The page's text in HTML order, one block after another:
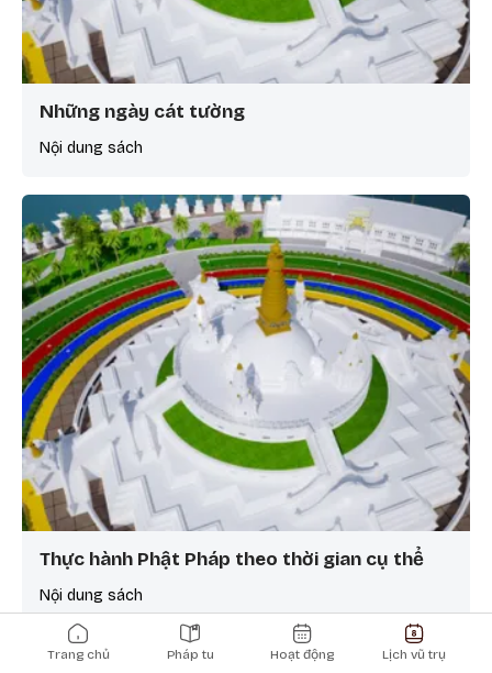
Những ngày cát tường
Nội dung sách
Thực hành Phật Pháp theo thời gian cụ thể
Nội dung sách
Main navigation
Trang chủ Pháp tu Hoạt động Lịch vũ trụ